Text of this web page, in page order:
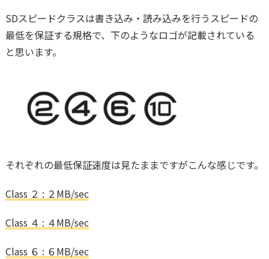
SDスピードクラスは書き込み・読み込みを行うスピードの
最低を保証する規格で、下のようなロゴが記載されている
と思います。
それぞれの最低保証速度は見たままですがこんな感じです。
Class ２ : ２MB/sec
Class ４ : ４MB/sec
Class ６ : ６MB/sec